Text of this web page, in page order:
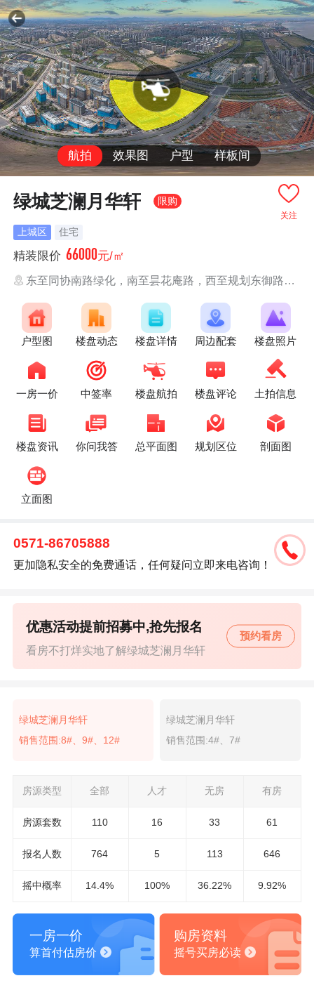
航拍 效果图 户型 样板间
关注
绿城芝澜月华轩 限购
上城区 住宅
精装限价 66000元/㎡
东至同协南路绿化，南至昙花庵路，西至规划东御路，北至绿化。
户型图 楼盘动态 楼盘详情 周边配套 楼盘照片
一房一价 中签率 楼盘航拍 楼盘评论 土拍信息
楼盘资讯 你问我答 总平面图 规划区位 剖面图
立面图
0571-86705888
更加隐私安全的免费通话，任何疑问立即来电咨询！
看房不打烊实地了解绿城芝澜月华轩
优惠活动提前招募中,抢先报名
预约看房
绿城芝澜月华轩
销售范围:8#、9#、12#
绿城芝澜月华轩
销售范围:4#、7#
房源类型 全部 人才 无房 有房
房源套数 110 16 33 61
报名 人数 764 5 113 646
摇中概率 14.4% 100% 36.22% 9.92%
一房一价
算首付估房价
购房资料
摇号买房必读